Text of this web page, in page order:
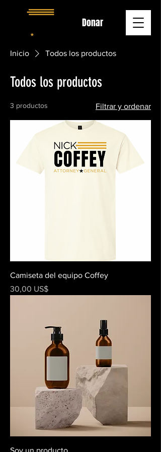
Donar
Inicio Todos los productos
Todos los productos
3 productos Filtrar y ordenar
Camiseta del equipo Coffey
Precio
30,00 US$
Soy un producto